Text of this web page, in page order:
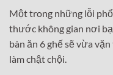
Một trong những lỗi
thước không gian nơi
bàn ăn 6 ghế sẽ vừa
làm chật chội.